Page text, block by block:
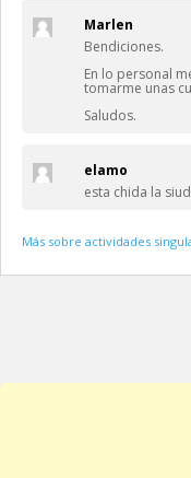
Marlen
Bendiciones.
En lo personal
tomarme unas
Saludos.
elamo
esta chida la
Más sobre actividades